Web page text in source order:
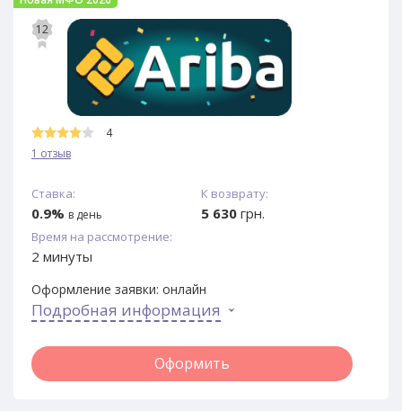
12
4
1 отзыв
Ставка:
0.9% в день
К возврату:
5 630 грн.
Время на рассмотрение:
2 минуты
Оформление заявки: онлайн
Подробная информация
Оформить